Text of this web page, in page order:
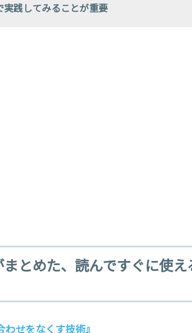
実践してみることが重要
とめた、読んですぐに使
わせをなくす技術』